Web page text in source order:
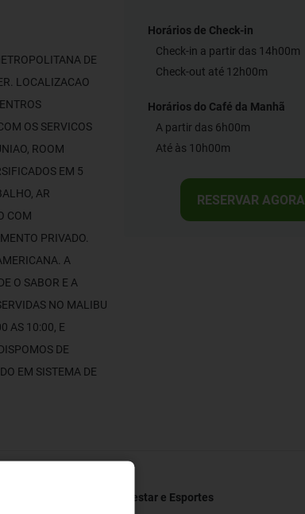
DE
LOCALIZACAO
OS SERVICOS
ROOM
EM 5
AR
COM
PRIVADO.
A
O SABOR E A
NO MALIBU
AS 10:00, E
DE
EM SISTEMA DE
Horários de Check-in
Check-in a partir das 14h00m
Check-out até 12h00m
Horários do Café da Manhã
A partir das 6h00m
Até às 10h00m
RESERVAR AGORA
Bem-estar e Esportes